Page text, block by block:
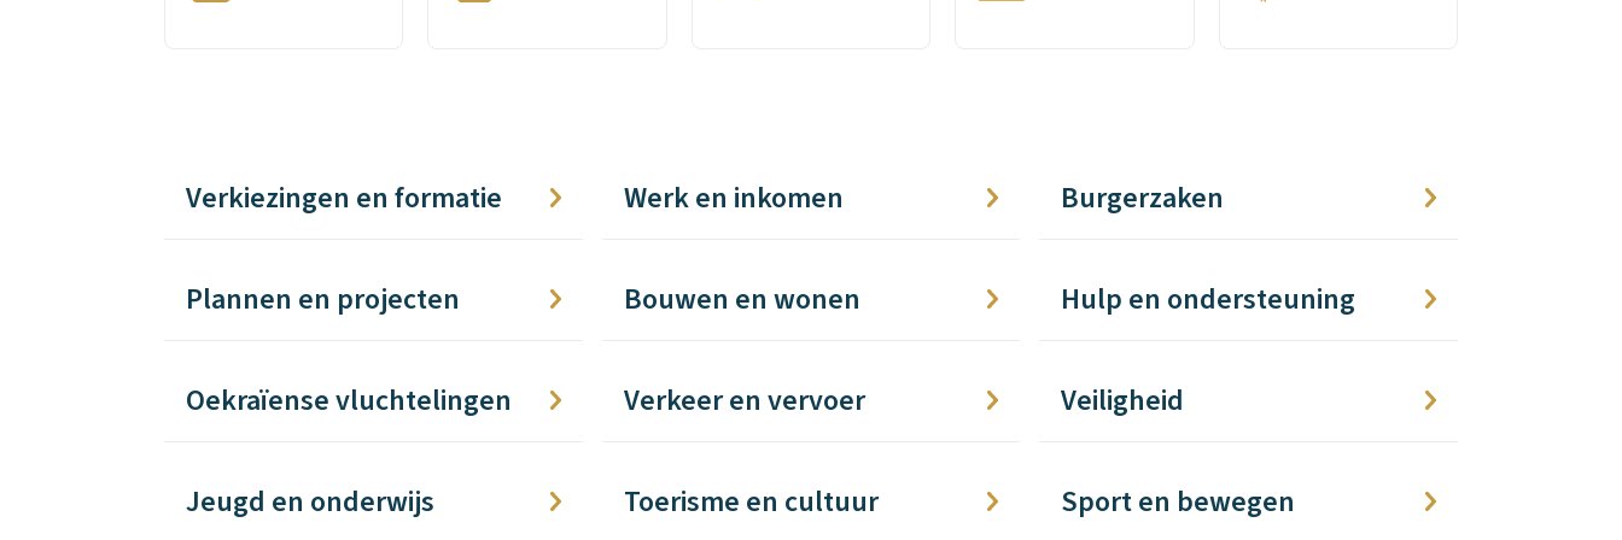
Verkiezingen en formatie Werk en inkomen Burgerzaken
Plannen en projecten Bouwen en wonen Hulp en ondersteuning
Oekraïense vluchtelingen Verkeer en vervoer Veiligheid
Jeugd en onderwijs Toerisme en cultuur Sport en bewegen